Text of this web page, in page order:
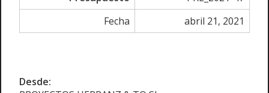
Fecha
abril 21, 2021
Desde: